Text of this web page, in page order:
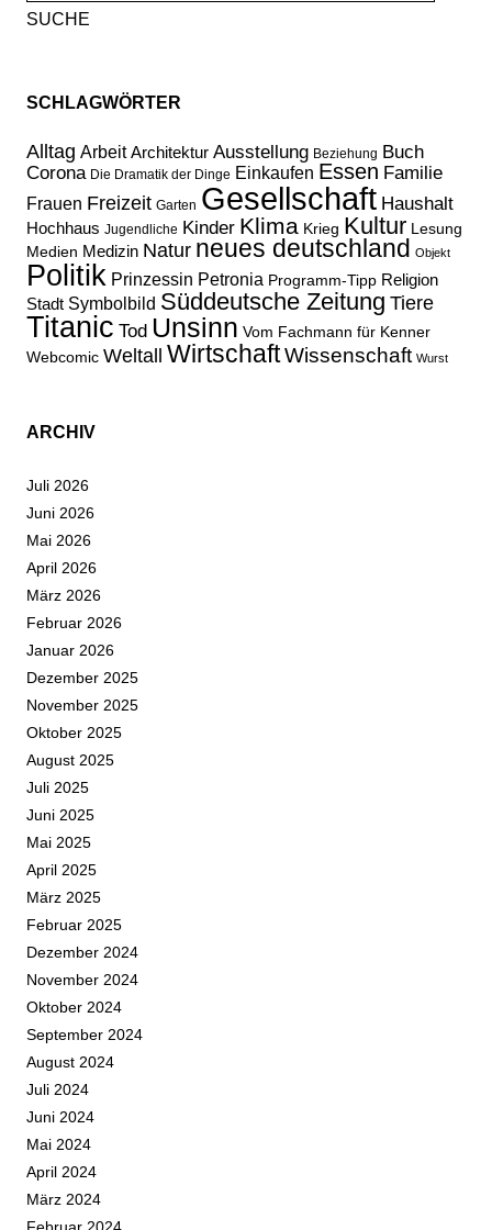
nach:
SCHLAGWÖRTER
Alltag Arbeit Architektur Ausstellung Beziehung Buch
Corona Die Dramatik der Dinge Einkaufen Essen Familie
Frauen Freizeit Garten Gesellschaft Haushalt
Hochhaus Jugendliche Kinder Klima Krieg Kultur Lesung
Medien Medizin Natur neues deutschland Objekt
Politik Prinzessin Petronia Programm-Tipp Religion
Stadt Symbolbild Süddeutsche Zeitung Tiere
Titanic Tod Unsinn Vom Fachmann für Kenner
Webcomic Weltall WirtschaftWissenschaft Wurst
ARCHIV
Juli 2026
Juni 2026
Mai 2026
April 2026
März 2026
Februar 2026
Januar 2026
Dezember 2025
November 2025
Oktober 2025
August 2025
Juli 2025
Juni 2025
Mai 2025
April 2025
März 2025
Februar 2025
Dezember 2024
November 2024
Oktober 2024
September 2024
August 2024
Juli 2024
Juni 2024
Mai 2024
April 2024
März 2024